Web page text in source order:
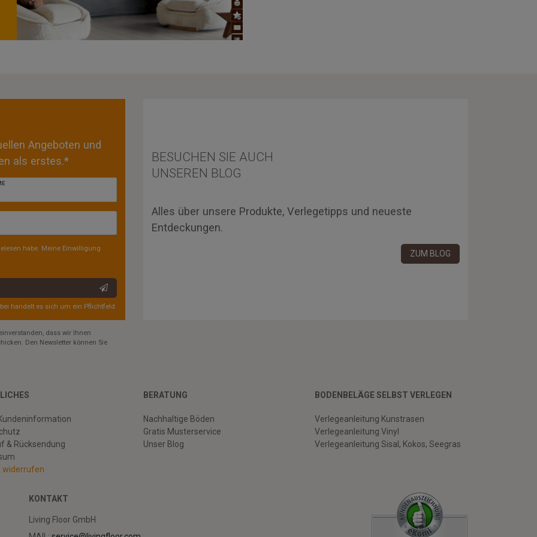
Angeboten und
als erstes.*
habe. Meine Einwilligung
handelt es sich um ein Pflichtfeld.
BESUCHEN SIE AUCH
UNSEREN BLOG
Alles über unsere Produkte, Verlegetipps und neueste
Entdeckungen.
ZUM BLOG
dass wir Ihnen
Den Newsletter können Sie
& Rücksendung
widerrufen
BERATUNG
Nachhaltige Böden
Gratis Musterservice
Unser Blog
BODENBELÄGE SELBST VERLEGEN
Verlegeanleitung Kunstrasen
Verlegeanleitung Vinyl
Verlegeanleitung Sisal, Kokos, Seegras
KONTAKT
Living Floor GmbH